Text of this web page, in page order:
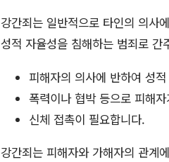
강간죄는 일반적으로 타인의 의사
성적 자율성을 침해하는 범죄로
피해자의 의사에 반하여 성
폭력이나 협박 등으로 피해
신체 접촉이 필요합니다.
강간죄는 피해자와 가해자의 관계